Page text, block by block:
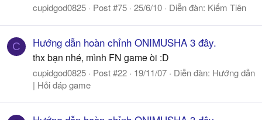
cupidgod0825 Post #75 25/6/10 Diễn đàn: Kiếm Tiên
C Hướng dẫn hoàn chỉnh ONIMUSHA 3 đây.
thx bạn nhé, mình FN game òi :D
cupidgod0825 Post #22 19/11/07 Diễn đàn: Hướng dẫn
| Hỏi đáp game